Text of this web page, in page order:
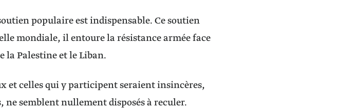
populaire est indispensable. Ce soutien
mondiale, il entoure la résistance armée face
la Palestine et le Liban.
et celles qui y participent seraient insincères,
ne semblent nullement disposés à reculer.